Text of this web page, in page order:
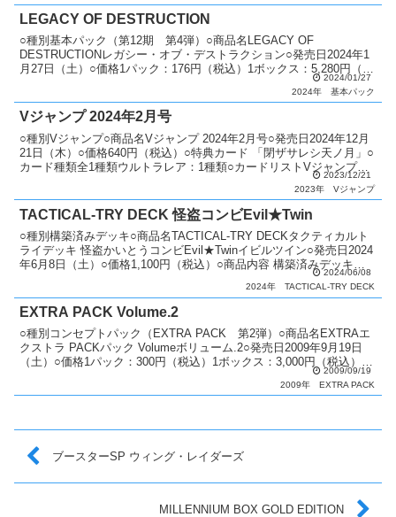
LEGACY OF DESTRUCTION
○種別基本パック（第12期 第4弾）○商品名LEGACY OF
DESTRUCTIONレガシー・オブ・デストラクション○発売日2024年1
月27日（土）○価格1パック：176円（税込）1ボックス：5,280円（税
2024/01/27
2024年
基本パック
Vジャンプ 2024年2月号
○種別Vジャンプ○商品名Vジャンプ 2024年2月号○発売日2024年12月
21日（木）○価格640円（税込）○特典カード 「閉ザサレシ天ノ月」○
カード種類全1種類ウルトラレア：1種類○カードリストVジャンプ
2023/12/21
2023年
Vジャンプ
TACTICAL-TRY DECK 怪盗コンビEvil★Twin
○種別構築済みデッキ○商品名TACTICAL-TRY DECKタクティカルト
ライデッキ 怪盗かいとうコンビEvil★Twinイビルツイン○発売日2024
年6月8日（土）○価格1,100円（税込）○商品内容 構築済みデッキ
2024/06/08
2024年
TACTICAL-TRY DECK
EXTRA PACK Volume.2
○種別コンセプトパック（EXTRA PACK 第2弾）○商品名EXTRAエ
クストラ PACKパック Volumeボリューム.2○発売日2009年9月19日
（土）○価格1パック：300円（税込）1ボックス：3,000円（税込）○
2009/09/19
2009年
EXTRA PACK
ブースターSP ウィング・レイダーズ
MILLENNIUM BOX GOLD EDITION